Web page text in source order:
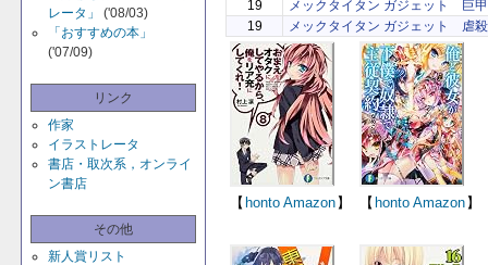
レータ」
('08/03)
「おすすめの本」
('07/09)
リンク
作家
イラストレータ
書店・取次系，オンライ
ン書店
その他
新人賞リスト
19
メックタイタン ガジェット 巨
19
メックタイタン ガジェット 虐
【honto Amazon】 【honto Amazon】